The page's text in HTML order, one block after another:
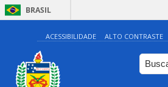
BRASIL
ACESSIBILIDADE ALTO CONTRASTE